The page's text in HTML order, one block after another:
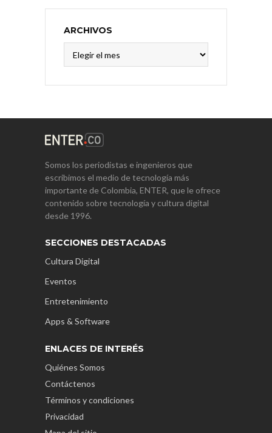
ARCHIVOS
Somos los periodistas e ingenieros que
escribimos el medio de tecnología más
importante de Colombia, ENTER, que le ofrece
contenido sobre tecnología y cultura digital
desde 1996.
SECCIONES DESTACADAS
Cultura Digital
Eventos
Entretenimiento
Apps & Software
ENLACES DE INTERÉS
Quiénes Somos
Contáctenos
Términos y condiciones
Privacidad